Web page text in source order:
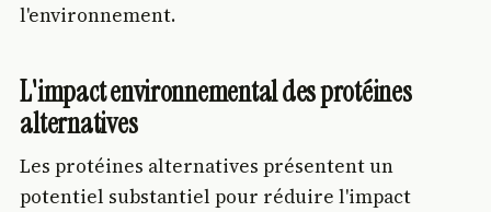
l'environnement.
L'impact environnemental des protéines
alternatives
Les protéines alternatives présentent un
potentiel substantiel pour réduire l'impact